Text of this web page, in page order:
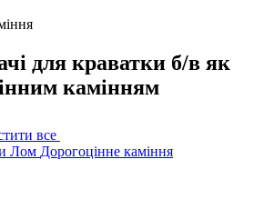
для краватки б/в як
камінням
все
Лом Дорогоцінне каміння